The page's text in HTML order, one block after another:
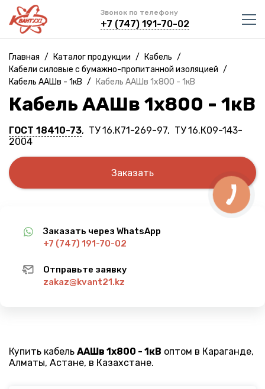
Звонок по телефону
+7 (747) 191-70-02
Главная / Каталог продукции / Кабель /
Кабели силовые с бумажно-пропитанной изоляцией /
Кабель ААШв - 1кВ / Кабель ААШв 1х800 - 1кВ
Кабель ААШв 1х800 - 1кВ
ГОСТ 18410-73, ТУ 16.К71-269-97, ТУ 16.К09-143-
2004
Заказать
Заказать через WhatsApp
+7 (747) 191-70-02
Отправьте заявку
zakaz@kvant21.kz
Купить кабель ААШв 1х800 - 1кВ оптом в Караганде,
Алматы, Астане, в Казахстане.